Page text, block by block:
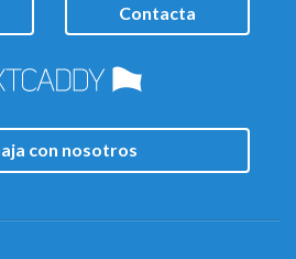
Contacta
con nosotros